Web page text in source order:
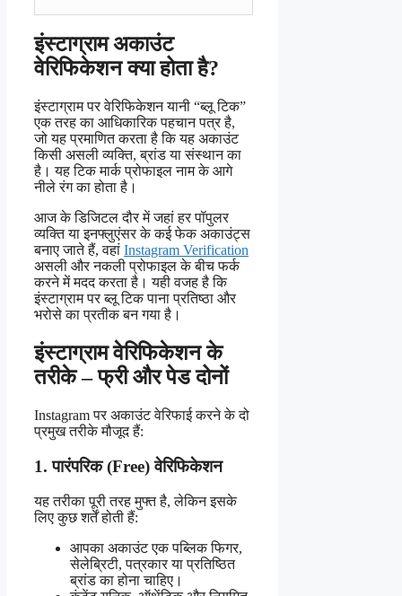
इंस्टाग्राम अकाउंट
वेरिफिकेशन क्या होता है?
इंस्टाग्राम पर वेरिफिकेशन यानी “ब्लू टिक”
एक तरह का आधिकारिक पहचान पत्र है,
जो यह प्रमाणित करता है कि यह अकाउंट
किसी असली व्यक्ति, ब्रांड या संस्थान का
है। यह टिक मार्क प्रोफाइल नाम के आगे
नीले रंग का होता है।
आज के डिजिटल दौर में जहां हर पॉपुलर
व्यक्ति या इनफ्लुएंसर के कई फेक अकाउंट्स
बनाए जाते हैं, वहां Instagram Verification
असली और नकली प्रोफाइल के बीच फर्क
करने में मदद करता है। यही वजह है कि
इंस्टाग्राम पर ब्लू टिक पाना प्रतिष्ठा और
भरोसे का प्रतीक बन गया है।
इंस्टाग्राम वेरिफिकेशन के
तरीके – फ्री और पेड दोनों
Instagram पर अकाउंट वेरिफाई करने के दो
प्रमुख तरीके मौजूद हैं:
1. पारंपरिक (Free) वेरिफिकेशन
यह तरीका पूरी तरह मुफ्त है, लेकिन इसके
लिए कुछ शर्तें होती हैं:
आपका अकाउंट एक पब्लिक फिगर,
सेलेब्रिटी, पत्रकार या प्रतिष्ठित
ब्रांड का होना चाहिए।